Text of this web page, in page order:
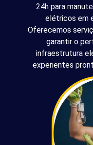
24h para
elétricos em
Oferecemos
garantir o
infraestrutura
experientes